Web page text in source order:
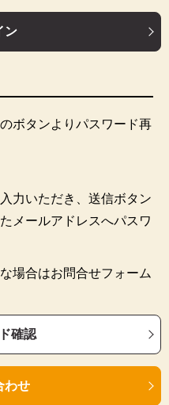
ン
ボタンよりパスワード再
力いただき、送信ボタン
メールアドレスへパスワ
場合はお問合せフォーム
確認
わせ